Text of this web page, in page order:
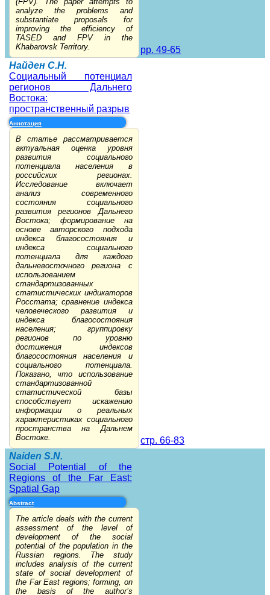
analyze the problems and
substantiate proposals for
improving the efficiency of
TASED and FPV in the
Khabarovsk Territory.
pp. 49-65
Найден С.Н.
Социальный потенциал
регионов Дальнего
Востока:
пространственный разрыв
Аннотация
В статье рассматривается
актуальная оценка уровня
развития социального
потенциала населения в
российских регионах.
Исследование включает
анализ современного
состояния социального
развития регионов Дальнего
Востока; формирование на
основе авторского подхода
индекса благосостояния и
индекса социального
потенциала для каждого
дальневосточного региона с
использованием
стандартизованных
статистических индикаторов
Росстата; сравнение индекса
человеческого развития и
индекса благосостояния
населения; группировку
регионов по уровню
достижения индексов
благосостояния населения и
социального потенциала.
Показано, что использование
стандартизованной
статистической базы
способствует искажению
информации о реальных
характеристиках социального
пространства на Дальнем
Востоке.
стр. 66-83
Naiden S.N.
Social Potential of the
Regions of the Far East:
Spatial Gap
Abstract
The article deals with the current
assessment of the level of
development of the social
potential of the population in the
Russian regions. The study
includes analysis of the current
state of social development of
the Far East regions; forming, on
the basis of the author’s